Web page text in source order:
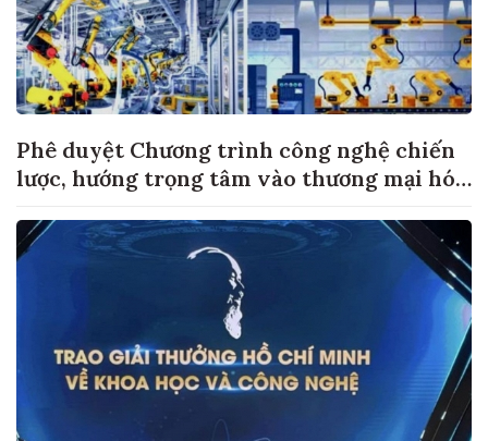
Phê duyệt Chương trình công nghệ chiến
lược, hướng trọng tâm vào thương mại hóa